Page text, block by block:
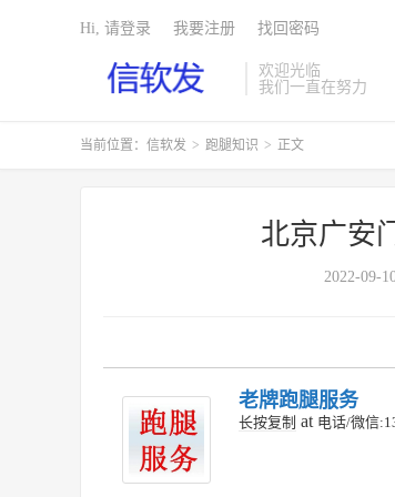
欢迎光临
我们一直在努力
Hi, 请登录 我要注册 找回密码
当前位置： 信软发 > 跑腿知识 > 正文
北京广安
2022-09-
老牌跑腿服务
长按复制 at 电话/微信